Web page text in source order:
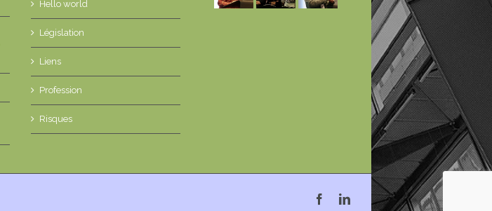
Hello world
Législation
Liens
Profession
Risques
FacebookLinkedin